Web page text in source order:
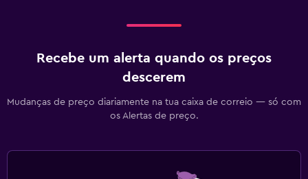
Recebe um alerta quando os preços
descerem
Mudanças de preço diariamente na tua caixa de correio — só com
os Alertas de preço.